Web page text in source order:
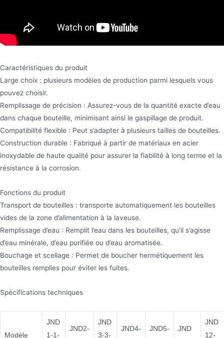
Caractéristiques du produit
Large choix : plusieurs modèles de production parmi lesquels vous
pouvez choisir.
Remplissage de précision : Assurez-vous de la quantité exacte d’eau
dans chaque bouteille, minimisant ainsi le gaspillage de produit.
Compatibilité flexible : Peut s’adapter à plusieurs tailles de bouteilles.
Construction durable : Fabriqué à partir de matériaux en acier
inoxydable de haute qualité pour assurer la fiabilité à long terme et la
résistance à la corrosion.
Fonctions du produit
Transport de bouteilles : transporte automatiquement les bouteilles
vides de la zone d’alimentation à la laveuse.
Remplissage d’eau : Remplit l’eau dans les bouteilles, qu’il s’agisse
d’eau minérale, d’eau purifiée ou d’eau aromatisée.
Bouchage et scellage : Permet de boucher hermétiquement les
bouteilles remplies pour éviter les fuites.
Spécifications techniques
Modèle
JND
1-1-
JND2-
JND
3-3-
JND4-
JND5-
JND
JND
12-